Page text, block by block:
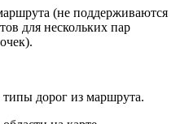
(не поддерживаются
для нескольких пар
дорог из маршрута.